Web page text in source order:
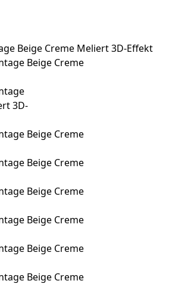
Beige Creme Meliert 3D-Effekt